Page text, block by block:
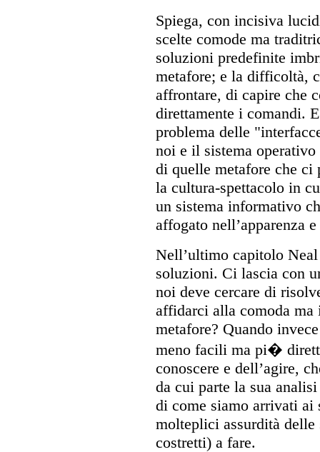
Spiega, con incisiva
scelte comode ma
soluzioni predefinite
metafore; e la difficoltà,
affrontare, di capire che
direttamente i comandi.
problema delle
noi e il sistema
di quelle metafore che
la cultura-spettacolo in
un sistema informativo
affogato nell’apparenza
Nell’ultimo capitolo
soluzioni. Ci lascia con
noi deve cercare di
affidarci alla comoda
metafore? Quando
meno facili ma pi�
conoscere e dell’agire,
da cui parte la sua
di come siamo arrivati
molteplici assurdità
costretti) a fare.